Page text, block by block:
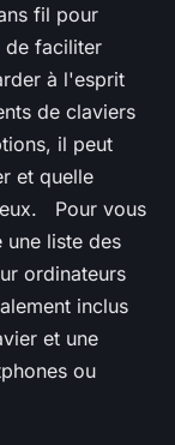
fil pour
de faciliter
à l'esprit
de claviers
il peut
et quelle
Pour vous
une liste des
ordinateurs
inclus
et une
ou